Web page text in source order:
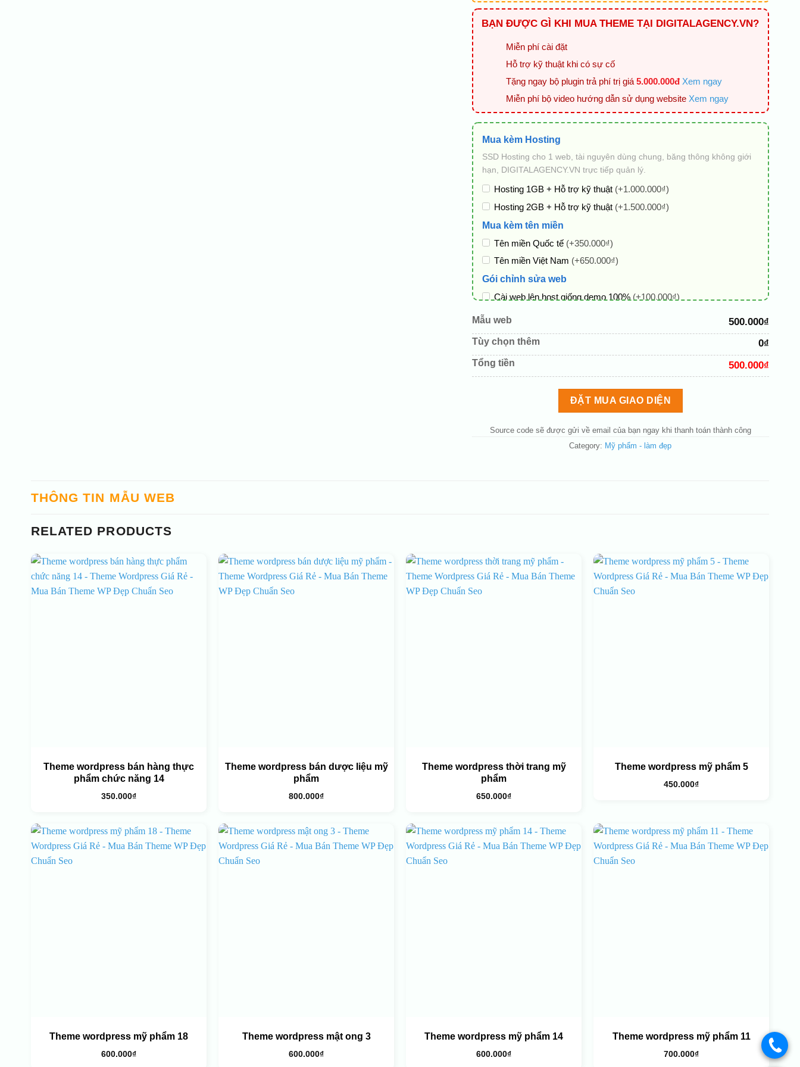
BẠN ĐƯỢC GÌ KHI MUA THEME TẠI DIGITALAGENCY.VN?
Miễn phí cài đặt
Hỗ trợ kỹ thuật khi có sự cố
Tặng ngay bộ plugin trả phí trị giá 5.000.000đ Xem ngay
Miễn phí bộ video hướng dẫn sử dụng website Xem ngay
Mua kèm Hosting
SSD Hosting cho 1 web, tài nguyên dùng chung, băng thông không giới
hạn, DIGITALAGENCY.VN trực tiếp quản lý.
Hosting 1GB + Hỗ trợ kỹ thuật (+1.000.000₫)
Hosting 2GB + Hỗ trợ kỹ thuật (+1.500.000₫)
Mua kèm tên miền
Tên miền Quốc tế (+350.000₫)
Tên miền Việt Nam (+650.000₫)
Gói chỉnh sửa web
Cài web lên host giống demo 100% (+100.000₫)
Thay logo + thông tin doanh nghiệp
Đổi màu chủ đạo theo tông của logo(+200.000₫)
Sửa danh mục và sắp xếp lại đề mục menu cho chuẩn
Thay đổi bố cục trang chủ (đơn giản)
Mẫu web 500.000₫
Tùy chọn thêm 0₫
Tổng tiền 500.000₫
ĐẶT MUA GIAO DIỆN
Source code sẽ được gửi về email của bạn ngay khi thanh toán thành công
Category: Mỹ phẩm - làm đẹp
THÔNG TIN MẪU WEB
RELATED PRODUCTS
Theme wordpress bán hàng thực
phẩm chức năng 14
350.000₫
Theme wordpress bán dược liệu mỹ
phẩm
800.000₫
Theme wordpress thời trang mỹ
phẩm
650.000₫
Theme wordpress mỹ phẩm 5
450.000₫
Theme wordpress mỹ phẩm 18
600.000₫
Theme wordpress mật ong 3
600.000₫
Theme wordpress mỹ phẩm 14
600.000₫
Theme wordpress mỹ phẩm 11
700.000₫
.